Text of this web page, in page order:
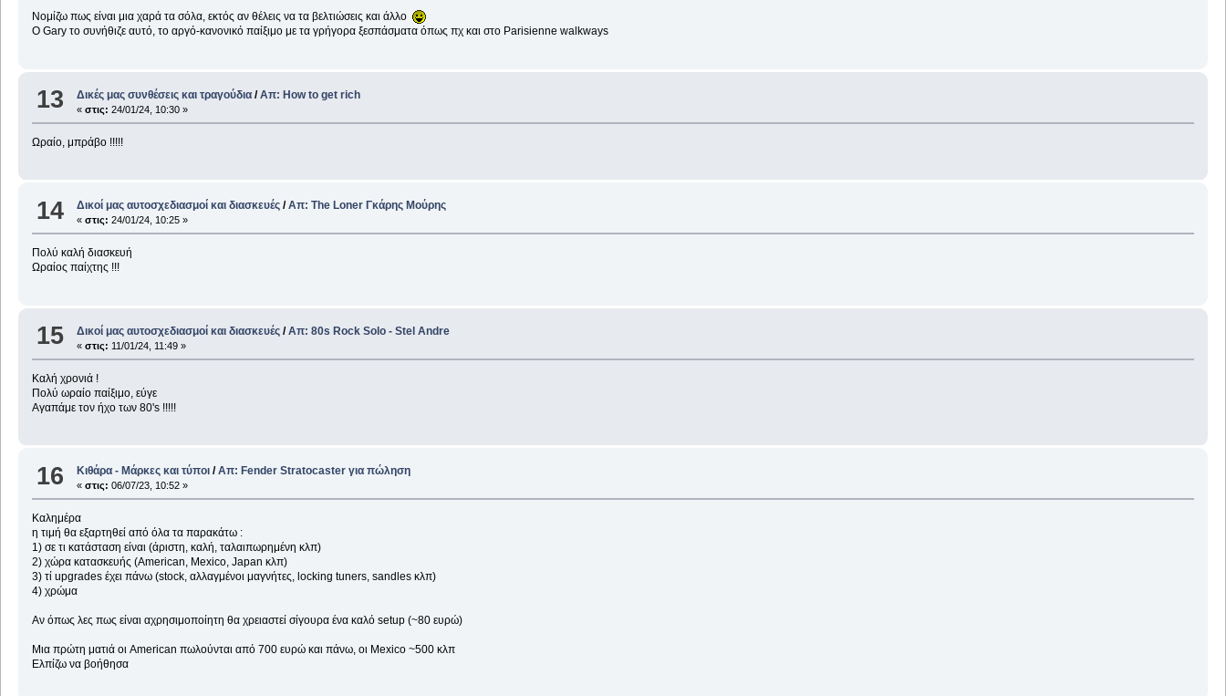
Νομίζω πως είναι μια χαρά τα σόλα, εκτός αν θέλεις να τα βελτιώσεις και άλλο
Ο Gary το συνήθιζε αυτό, το αργό-κανονικό παίξιμο με τα γρήγορα ξεσπάσματα όπως πχ και στο Parisienne walkways
13 Δικές μας συνθέσεις και τραγούδια /Απ: How to get rich
«στις: 24/01/24, 10:30 »
Ωραίο, μπράβο !!!!!
14 Δικοί μας αυτοσχεδιασμοί και διασκευές /Απ: The Loner Γκάρης Μούρης
«στις: 24/01/24, 10:25 »
Πολύ καλή διασκευή
Ωραίος παίχτης !!!
15 Δικοί μας αυτοσχεδιασμοί και διασκευές /Απ: 80s Rock Solo - Stel Andre
«στις: 11/01/24, 11:49 »
Καλή χρονιά !
Πολύ ωραίο παίξιμο, εύγε
Αγαπάμε τον ήχο των 80's !!!!!
16 Κιθάρα - Μάρκες και τύποι /Απ: Fender Stratocaster για πώληση
«στις: 06/07/23, 10:52 »
Καλημέρα
η τιμή θα εξαρτηθεί από όλα τα παρακάτω :
1) σε τι κατάσταση είναι (άριστη, καλή, ταλαιπωρημένη κλπ)
2) χώρα κατασκευής (American, Mexico, Japan κλπ)
3) τί upgrades έχει πάνω (stock, αλλαγμένοι μαγνήτες, locking tuners, sandles κλπ)
4) χρώμα
Αν όπως λες πως είναι αχρησιμοποίητη θα χρειαστεί σίγουρα ένα καλό setup (~80 ευρώ)
Μια πρώτη ματιά οι American πωλούνται από 700 ευρώ και πάνω, οι Mexico ~500 κλπ
Ελπίζω να βοήθησα